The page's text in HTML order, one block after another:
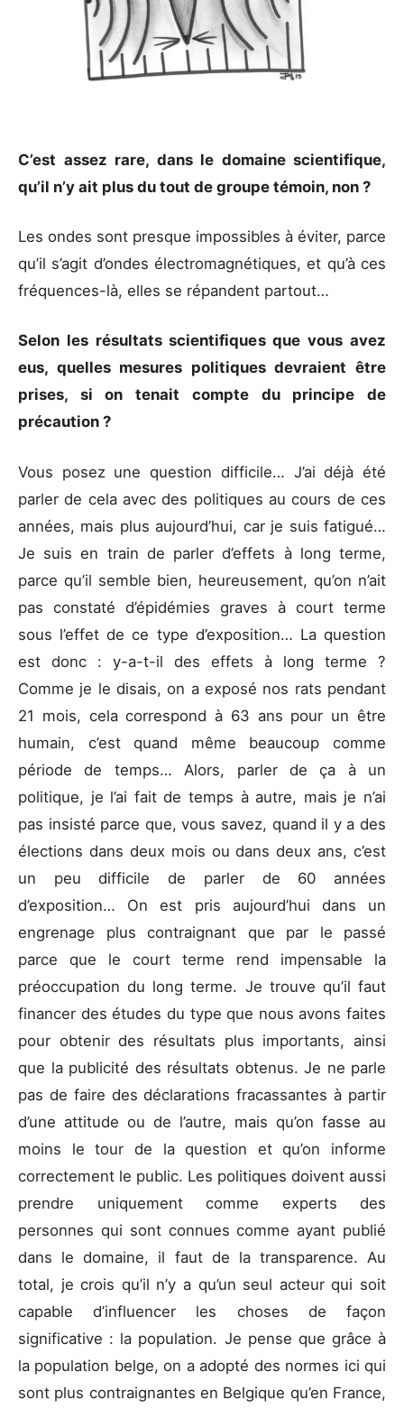
C’est assez rare, dans le domaine scientifique,
qu’il n’y ait plus du tout de groupe témoin, non ?
Les ondes sont presque impossibles à éviter, parce
qu’il s’agit d’ondes électromagnétiques, et qu’à ces
fréquences-là, elles se répandent partout…
Selon les résultats scientifiques que vous avez
eus, quelles mesures politiques devraient être
prises, si on tenait compte du principe de
précaution ?
Vous posez une question difficile… J’ai déjà été
parler de cela avec des politiques au cours de ces
années, mais plus aujourd’hui, car je suis fatigué…
Je suis en train de parler d’effets à long terme,
parce qu’il semble bien, heureusement, qu’on n’ait
pas constaté d’épidémies graves à court terme
sous l’effet de ce type d’exposition… La question
est donc : y-a-t-il des effets à long terme ?
Comme je le disais, on a exposé nos rats pendant
21 mois, cela correspond à 63 ans pour un être
humain, c’est quand même beaucoup comme
période de temps… Alors, parler de ça à un
politique, je l’ai fait de temps à autre, mais je n’ai
pas insisté parce que, vous savez, quand il y a des
élections dans deux mois ou dans deux ans, c’est
un peu difficile de parler de 60 années
d’exposition… On est pris aujourd’hui dans un
engrenage plus contraignant que par le passé
parce que le court terme rend impensable la
préoccupation du long terme. Je trouve qu’il faut
financer des études du type que nous avons faites
pour obtenir des résultats plus importants, ainsi
que la publicité des résultats obtenus. Je ne parle
pas de faire des déclarations fracassantes à partir
d’une attitude ou de l’autre, mais qu’on fasse au
moins le tour de la question et qu’on informe
correctement le public. Les politiques doivent aussi
prendre uniquement comme experts des
personnes qui sont connues comme ayant publié
dans le domaine, il faut de la transparence. Au
total, je crois qu’il n’y a qu’un seul acteur qui soit
capable d’influencer les choses de façon
significative : la population. Je pense que grâce à
la population belge, on a adopté des normes ici qui
sont plus contraignantes en Belgique qu’en France,